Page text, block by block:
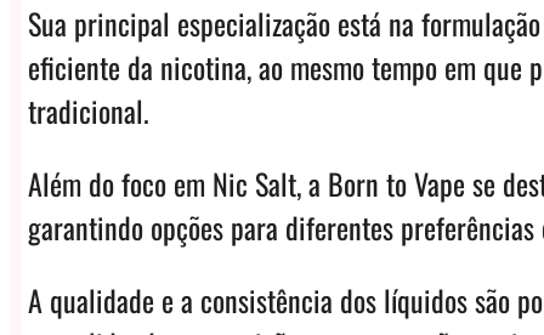
Sua principal especialização está na
eficiente da nicotina, ao mesmo tempo em que
tradicional.
Além do foco em Nic Salt, a Born to Vape se
garantindo opções para diferentes
A qualidade e a consistência dos líquidos são